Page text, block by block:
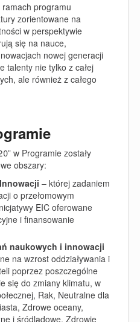
ramach programu
zorientowane na
w perspektywie
się na nauce,
nowej generacji
talenty nie tylko z całej
ale również z całego
w Programie zostały
obszary:
– której zadaniem
o przełomowym
EIC oferowane
i finansowanie
naukowych i innowacji
na wzrost oddziaływania i
poprzez poszczególne
się do zmiany klimatu, w
Rak, Neutralne dla
Zdrowe oceany,
i śródlądowe, Zdrowie